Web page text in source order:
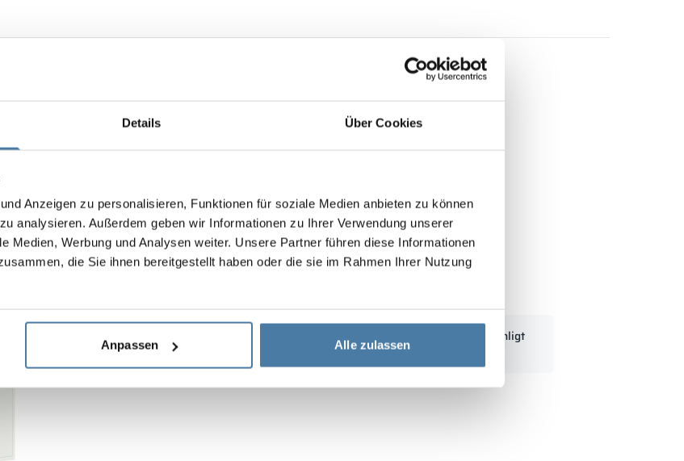
Details Über Cookies
Anzeigen zu personalisieren, Funktionen für soziale Medien anbieten zu können
analysieren. Außerdem geben wir Informationen zu Ihrer Verwendung unserer
Medien, Werbung und Analysen weiter. Unsere Partner führen diese Informationen
die Sie ihnen bereitgestellt haben oder die sie im Rahmen Ihrer Nutzung
Anpassen Alle zulassen
Skolskåp i metall med fack 300/1800 - 18313
Stomhöjd:1800 mm
Sektionsbredd:
Djup:490 mm
Standardmått kan modifieras enligt
kundens behov